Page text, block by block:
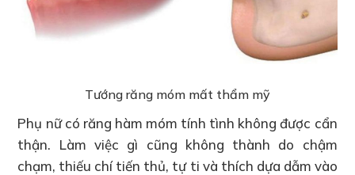
Tướng răng móm mất thẩm mỹ
Phụ nữ có răng hàm móm tính tình không được cẩn
thận. Làm việc gì cũng không thành do chậm
chạm, thiếu chí tiến thủ, tự ti và thích dựa dẫm vào